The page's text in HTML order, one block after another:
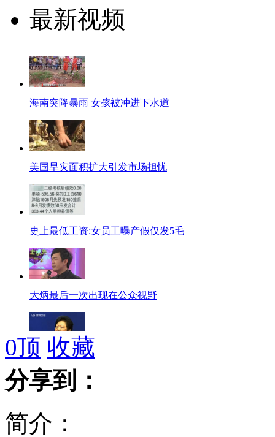
最新视频
海南突降暴雨 女孩被冲进下水道
美国旱灾面积扩大引发市场担忧
史上最低工资:女员工曝产假仅发5毛
大炳最后一次出现在公众视野
红会回应"620元运尸费""捐你妹"
女博士举"陈世美"标语大闹丈夫单位
0顶 收藏
分享到：
简介：